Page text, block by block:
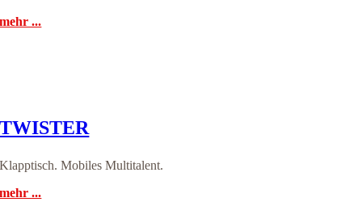
mehr ...
TWISTER
Klapptisch. Mobiles Multitalent.
mehr ...